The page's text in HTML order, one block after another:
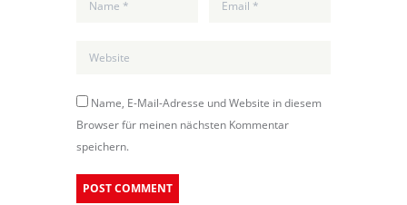
Name, E-Mail-Adresse und Website in diesem
Browser für meinen nächsten Kommentar
speichern.